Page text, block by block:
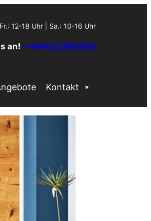
12-18 Uhr | Sa.: 10-16 Uhr
an! +494022868580
Kontakt